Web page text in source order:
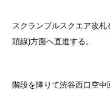
スクランブルスクエア改
頭線)方面へ直進する。
階段を降りて渋谷西口空